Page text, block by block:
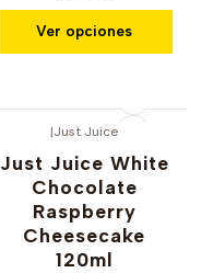
Ver opciones
|Just Juice
Just Juice White
Chocolate
Raspberry
Cheesecake
120ml